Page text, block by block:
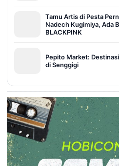
Tamu Artis di Pesta
Nadech Kugimiya, Ada
BLACKPINK
Pepito Market:
di Senggigi